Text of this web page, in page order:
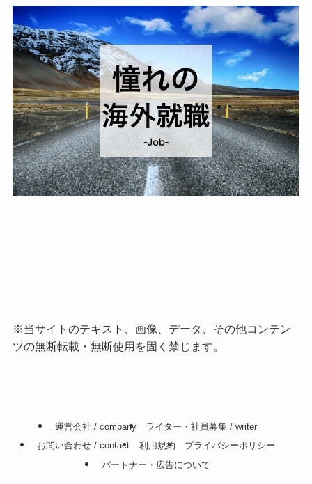
※当サイトのテキスト、画像、データ、その他コンテン
ツの無断転載・無断使用を固く禁じます。
運営会社 / company
ライター・社員募集 / writer
お問い合わせ / contact
利用規約
プライバシーポリシー
パートナー・広告について